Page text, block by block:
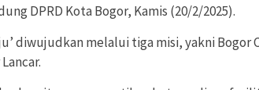
DPRD Kota Bogor, Kamis (20/2/2025).
diwujudkan melalui tiga misi, yakni Bogor